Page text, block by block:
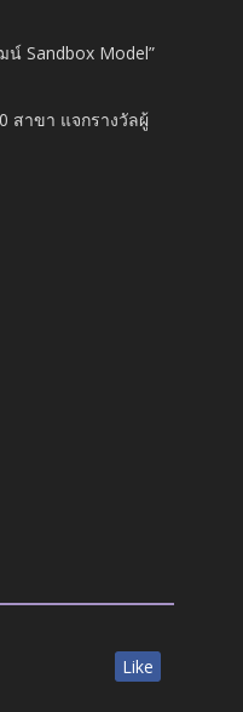
Sandbox Model”
สาขา แจกรางวัลผู้
Like